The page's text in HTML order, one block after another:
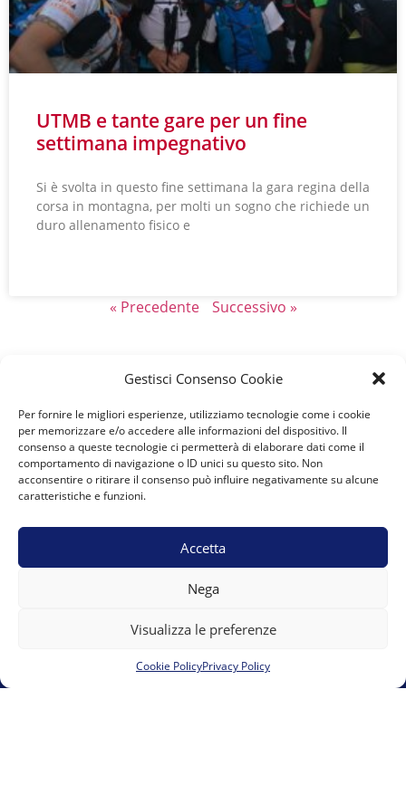
Gestisci Consenso Cookie
Per fornire le migliori esperienze, utilizziamo tecnologie come i cookie
per memorizzare e/o accedere alle informazioni del dispositivo. Il
consenso a queste tecnologie ci permetterà di elaborare dati come il
comportamento di navigazione o ID unici su questo sito. Non
acconsentire o ritirare il consenso può influire negativamente su alcune
caratteristiche e funzioni.
Accetta
Nega
Visualizza le preferenze
Cookie PolicyPrivacy Policy
UTMB e tante gare per un fine
settimana impegnativo
Si è svolta in questo fine settimana la gara regina della
corsa in montagna, per molti un sogno che richiede un
duro allenamento fisico e
« Precedente Successivo »
A.S.D. Team Marguareis
Vicolo del Moro 6 12084 Mondovì presso 00UP s.r.l.s.
E-mail:team.marguareis@gmail.com